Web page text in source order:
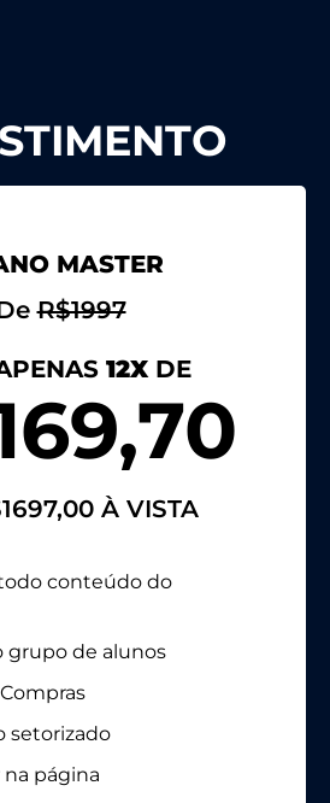
MASTER
R$1997
12XDE
À VISTA
conteúdo do
grupo de alunos
setorizado
página